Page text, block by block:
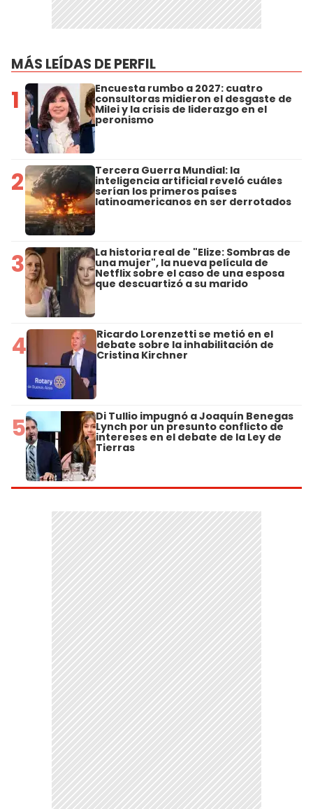
MÁS LEÍDAS DE PERFIL
1 Encuesta rumbo a 2027: cuatro
consultoras midieron el desgaste de
Milei y la crisis de liderazgo en el
peronismo
2 Tercera Guerra Mundial: la
inteligencia artificial reveló cuáles
serían los primeros países
latinoamericanos en ser derrotados
3 La historia real de "Elize: Sombras de
una mujer", la nueva película de
Netflix sobre el caso de una esposa
que descuartizó a su marido
4 Ricardo Lorenzetti se metió en el
debate sobre la inhabilitación de
Cristina Kirchner
5 Di Tullio impugnó a Joaquín Benegas
Lynch por un presunto conflicto de
intereses en el debate de la Ley de
Tierras